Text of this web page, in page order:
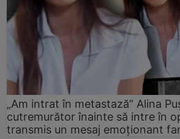
„Am intrat în metastază” Alina
cutremurător înainte să intre în
transmis un mesaj emoționant